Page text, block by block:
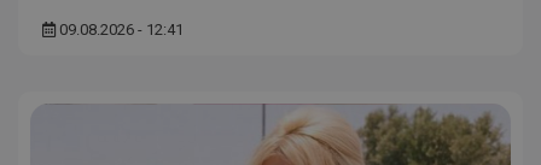
09.08.2026 - 12:41